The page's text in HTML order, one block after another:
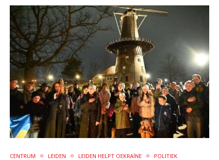
CENTRUM LEIDEN LEIDEN HELPT OEKRAÏNE POLITIEK